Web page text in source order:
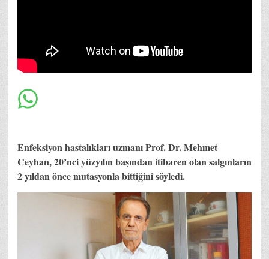
Enfeksiyon hastalıkları uzmanı Prof. Dr. Mehmet
Ceyhan, 20’nci yüzyılın başından itibaren olan salgınların
2 yıldan önce mutasyonla bittiğini söyledi.